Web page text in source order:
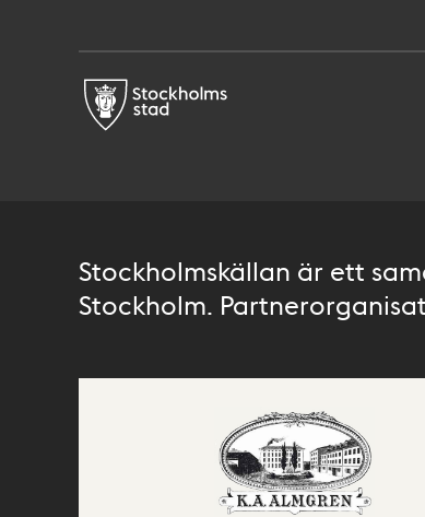
Stockholmskällan är ett
Stockholm.